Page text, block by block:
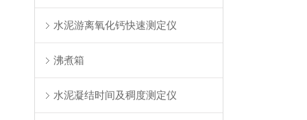
水泥游离氧化钙快速测定仪
沸煮箱
水泥凝结时间及稠度测定仪